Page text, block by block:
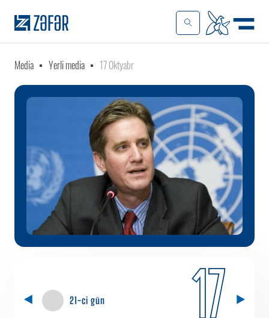
Media Yerli media 17 Oktyabr
21-ci gün 17